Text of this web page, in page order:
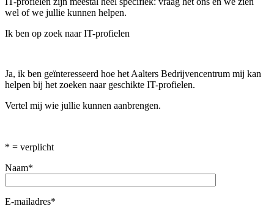
wel of we jullie kunnen helpen.
Ik ben op zoek naar IT-profielen
Ja, ik ben geïnteresseerd hoe het Aalters Bedrijvencentrum mij kan
helpen bij het zoeken naar geschikte IT-profielen.
Vertel mij wie jullie kunnen aanbrengen.
* = verplicht
Naam*
E-mailadres*